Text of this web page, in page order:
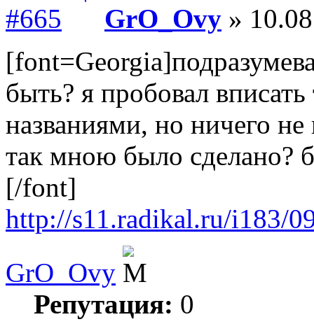
GrO_Ovy »
быть? я пробовал
названиями, но ничего
так мною было сделано?
[/font]
http://s11.radikal.ru/i183/
GrO_Ovy
Репутация: 0